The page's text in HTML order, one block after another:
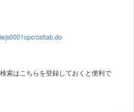
cattab.do
索はこちらを登録しておくと便利で